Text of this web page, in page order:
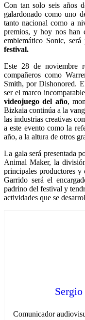
Con tan solo seis años
galardonado como uno
tanto nacional como a
premios, y hoy nos han
emblemático Sonic,
festival.
Este 28 de noviembre
compañeros como
Smith, por Dishonored.
ser el marco
videojuego del año,
Bizkaia continúa a la
las industrias creativas
a este evento como la
año, a la altura de otros
La gala será presentada
Animal Maker, la
principales productores
Garrido será el
padrino del festival y
actividades que se
Comunicador